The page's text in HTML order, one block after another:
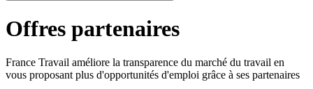
Offres partenaires
France Travail améliore la transparence du marché du travail en
vous proposant plus d'opportunités d'emploi grâce à ses partenaires